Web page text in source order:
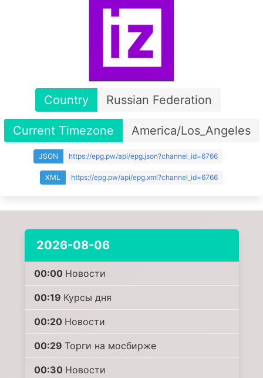
Country Russian Federation
Current Timezone America/Los_Angeles
JSON https://epg.pw/api/epg.json?channel_id=6766
XML https://epg.pw/api/epg.xml?channel_id=6766
2026-08-06
00:00 Новости
00:19 Курсы дня
00:20 Новости
00:29 Торги на мосбирже
00:30 Новости